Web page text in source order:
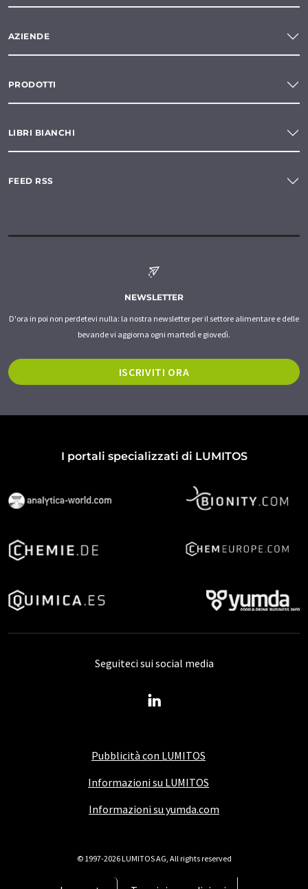
AZIENDE
PRODOTTI
LIBRI BIANCHI
FEED RSS
NEWSLETTER
D'ora in poi non perdetevi nulla: la nostra newsletter per il settore alimentare e delle
bevande vi aggiorna ogni martedì e giovedì.
ISCRIVITI ORA
I portali specializzati di LUMITOS
Pubblicità con LUMITOS
Informazioni su LUMITOS
Informazioni su yumda.com
Seguiteci sui social media
© 1997-2026 LUMITOS AG, All rights reserved